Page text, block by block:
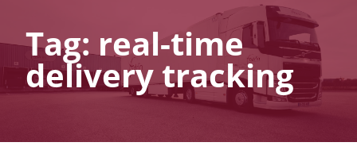
Tag: real-time
delivery tracking